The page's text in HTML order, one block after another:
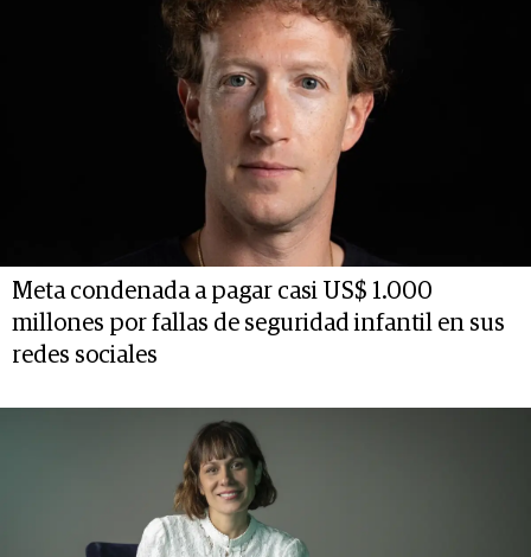
Meta condenada a pagar casi US$ 1.000
millones por fallas de seguridad infantil en sus
redes sociales